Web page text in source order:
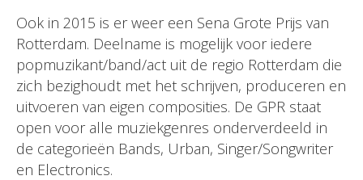
Ook in 2015 is er weer een Sena Grote Prijs van
Rotterdam. Deelname is mogelijk voor iedere
popmuzikant/band/act uit de regio Rotterdam die
zich bezighoudt met het schrijven, produceren en
uitvoeren van eigen composities. De GPR staat
open voor alle muziekgenres onderverdeeld in
de categorieën Bands, Urban, Singer/Songwriter
en Electronics.